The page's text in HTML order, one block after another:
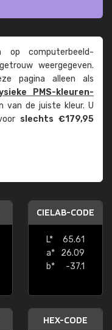
op computer­beeld­
weer­gegeven.
pagina alleen als
PMS-kleuren­
de juiste kleur. U
slechts €179,95
CIELAB-CODE
L*
65.61
a*
26.09
b*
-37.1
HEX-CODE